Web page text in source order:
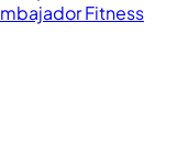
Fitness